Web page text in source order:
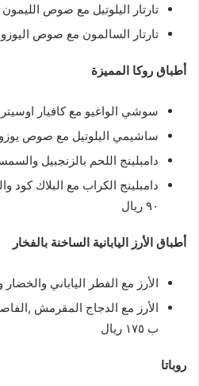
تارتار اليلوتيل مع صوص الليمون
تارتار السالمون مع صوص اليوزو
أطباق روكا المميزة
سوشي الواغيو مع كافيار اوسيترا ب ١٢٠
ساشيمي اليلوتيل مع صوص يوزو
دامبلينج اللحم بالزنجبيل والسمسم ب
دامبلينج الكراب مع البلاك
٩٠ ريال
أطباق الأرز اليابانية الساخنة بالفخار
الأرز مع الفطر الياباني والخضار
الأرز مع الدجاج المقرمش
ب ١٧٥ ريال
روباتا